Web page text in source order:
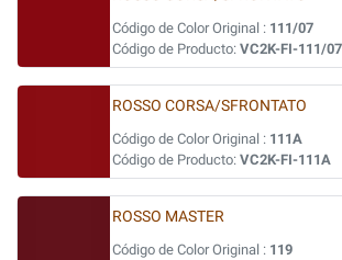
Código de Color Original : 111/07
Código de Producto: VC2K-FI-111/07
ROSSO CORSA/SFRONTATO
Código de Color Original : 111A
Código de Producto: VC2K-FI-111A
ROSSO MASTER
Código de Color Original : 119